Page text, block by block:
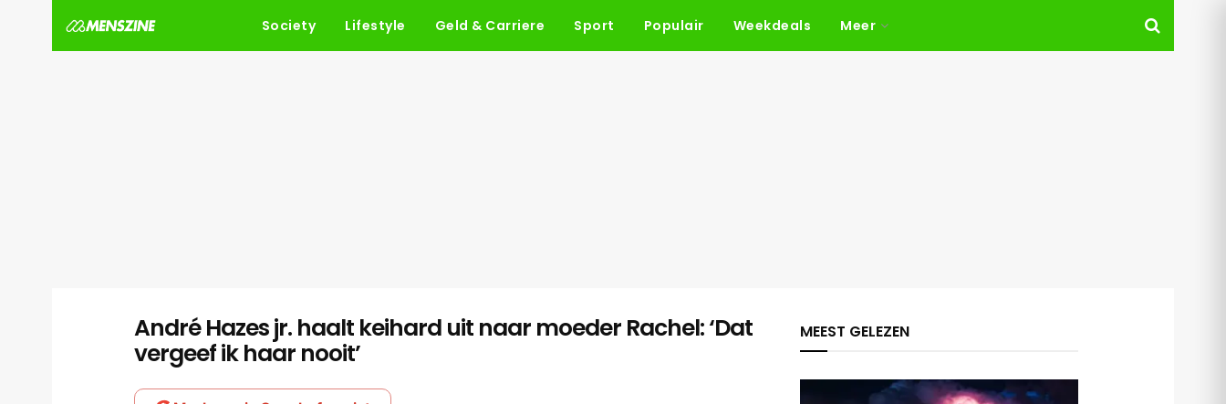
Society Lifestyle Geld & Carriere Sport Populair Weekdeals Meer
André Hazes jr. haalt keihard uit naar moeder Rachel: ‘Dat
vergeef ik haar nooit’
MEEST GELEZEN